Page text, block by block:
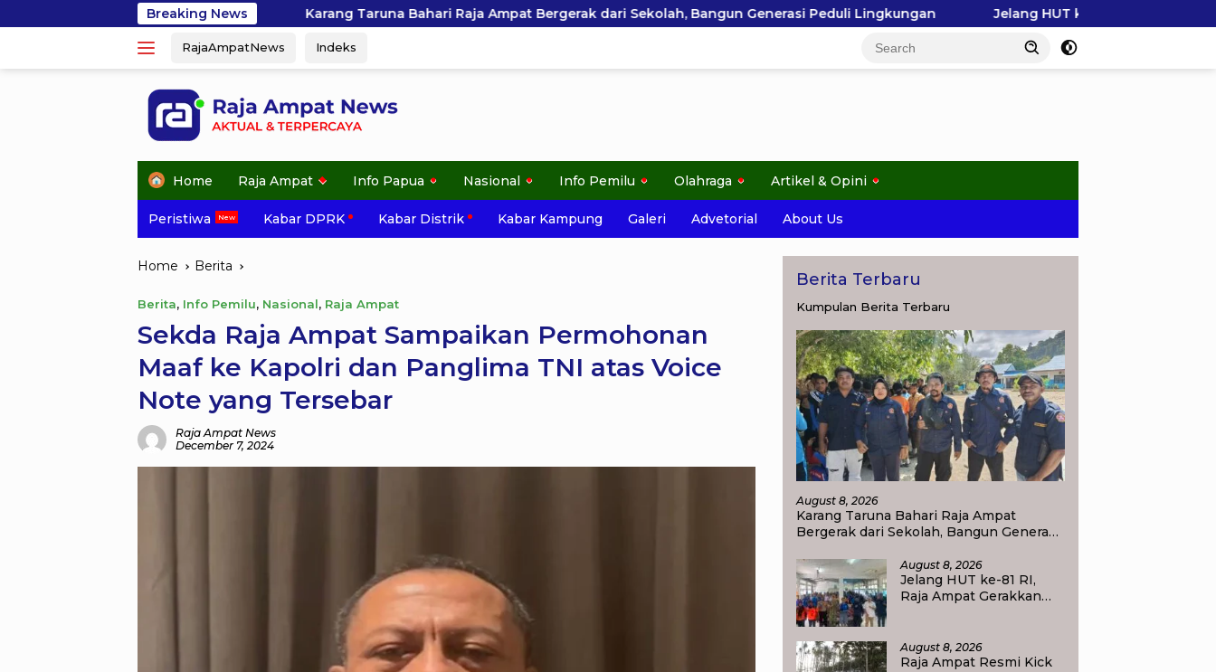
to
Breaking News
Karang Taruna Bahari Raja Ampat Bergerak dari Sekolah, Bangun Generasi Peduli Lingkungan Jelang HUT ke-81 RI, Raja Ampat Gerakkan Pelajar Pilah
RajaAmpatNews Indeks
Home Raja Ampat Info Papua Nasional Info Pemilu Olahraga Artikel & Opini
Peristiwa Kabar DPRK Kabar Distrik Kabar Kampung Galeri Advetorial About Us
Home Berita
Berita, Info Pemilu, Nasional, Raja Ampat
Sekda Raja Ampat Sampaikan Permohonan
Maaf ke Kapolri dan Panglima TNI atas Voice
Note yang Tersebar
Raja Ampat News
December 7, 2024
Berita Terbaru
Kumpulan Berita Terbaru
August 8, 2026
Karang Taruna Bahari Raja Ampat
Bergerak dari Sekolah, Bangun Generasi
August 8, 2026
Jelang HUT ke-81 RI,
Raja Ampat Gerakkan
Didorong Lewat Aksi
Lingkungan
August 8, 2026
Raja Ampat Resmi Kick